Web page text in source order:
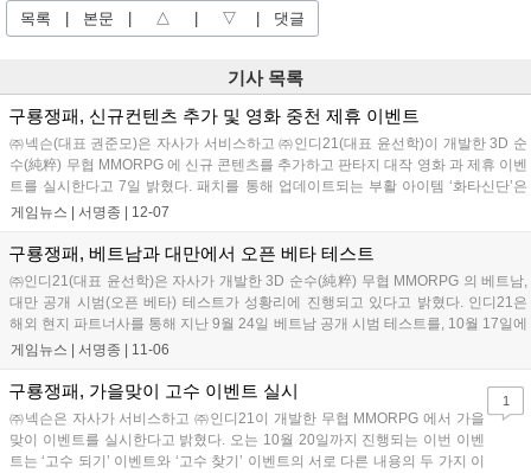
목록 본문 △ ▽ 댓글
기사 목록
구룡쟁패, 신규컨텐츠 추가 및 영화 중천 제휴 이벤트
㈜넥슨(대표 권준모)은 자사가 서비스하고 ㈜인디21(대표 윤선학)이 개발한 3D 순
수(純粹) 무협 MMORPG 에 신규 콘텐츠를 추가하고 판타지 대작 영화 과 제휴 이벤
트를 실시한다고 7일 밝혔다. 패치를 통해 업데이트되는 부활 아이템 ‘화타신단’은
중국의 명의(名醫) ‘화...
게임뉴스 | 서명종 12-07
구룡쟁패, 베트남과 대만에서 오픈 베타 테스트
㈜인디21(대표 윤선학)은 자사가 개발한 3D 순수(純粹) 무협 MMORPG 의 베트남,
대만 공개 시범(오픈 베타) 테스트가 성황리에 진행되고 있다고 밝혔다. 인디21은
해외 현지 파트너사를 통해 지난 9월 24일 베트남 공개 시범 테스트를, 10월 17일에
는 대만에서 공개 시범 테...
게임뉴스 | 서명종 11-06
구룡쟁패, 가을맞이 고수 이벤트 실시
㈜넥슨은 자사가 서비스하고 ㈜인디21이 개발한 무협 MMORPG 에서 가을
맞이 이벤트를 실시한다고 밝혔다. 오는 10월 20일까지 진행되는 이번 이벤
트는 ‘고수 되기’ 이벤트와 ‘고수 찾기’ 이벤트의 서로 다른 내용의 두 가지 이
1